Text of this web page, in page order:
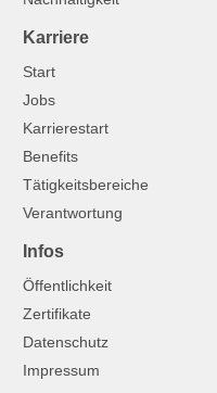
Karriere
Start
Jobs
Karrierestart
Benefits
Tätigkeitsbereiche
Verantwortung
Infos
Öffentlichkeit
Zertifikate
Datenschutz
Impressum